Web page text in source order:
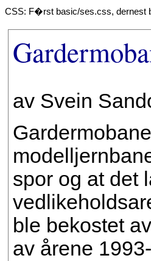
CSS: F�rst basic/ses.css, dernest
av Svein
spor og at det
ble bekostet
av årene